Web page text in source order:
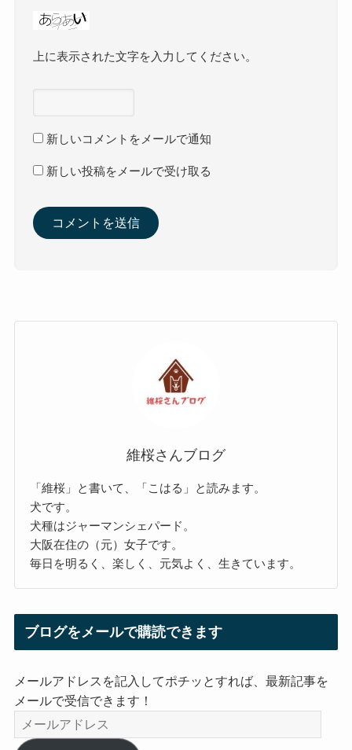
上に表示された文字を入力してください。
新しいコメントをメールで通知
新しい投稿をメールで受け取る
維桜さんブログ
「維桜」と書いて、「こはる」と読みます。
犬です。
犬種はジャーマンシェパード。
大阪在住の（元）女子です。
毎日を明るく、楽しく、元気よく、生きています。
ブログをメールで購読できます
メールアドレスを記入してポチッとすれば、最新記事を
メールで受信できます！
メ
ー